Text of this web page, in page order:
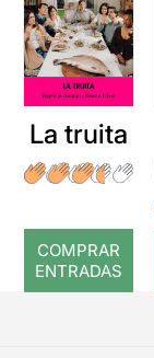
La truita
COMPRAR
ENTRADAS